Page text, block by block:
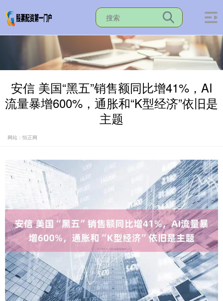
安信 美国“黑五”销售额同比增41%，AI
流量暴增600%，通胀和“K型经济”依旧是
主题
网站：恒正网